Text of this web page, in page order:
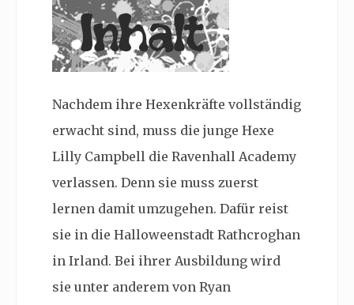
Nachdem ihre Hexenkräfte vollständig
erwacht sind, muss die junge Hexe
Lilly Campbell die Ravenhall Academy
verlassen. Denn sie muss zuerst
lernen damit umzugehen. Dafür reist
sie in die Halloweenstadt Rathcroghan
in Irland. Bei ihrer Ausbildung wird
sie unter anderem von Ryan